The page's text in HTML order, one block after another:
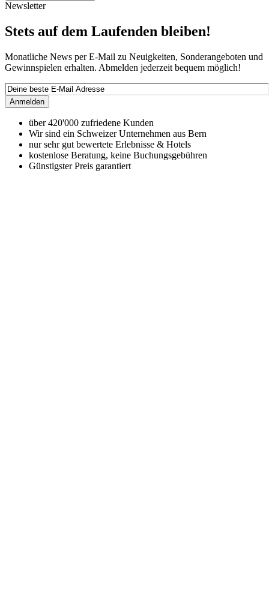
Newsletter
Stets auf dem Laufenden bleiben!
Monatliche News per E-Mail zu Neuigkeiten, Sonderangeboten und
Gewinnspielen erhalten. Abmelden jederzeit bequem möglich!
Anmelden
über 420'000 zufriedene Kunden
Wir sind ein Schweizer Unternehmen aus Bern
nur sehr gut bewertete Erlebnisse & Hotels
kostenlose Beratung, keine Buchungsgebühren
Günstigster Preis garantiert